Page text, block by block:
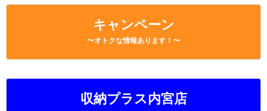
キャンペーン
〜オトクな情報あります！〜
収納プラス内宮店